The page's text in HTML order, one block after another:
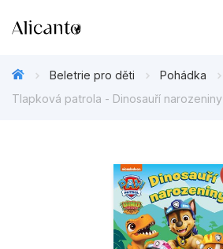
Připravujeme
Beletrie pro děti
Pohádka
Tlapková patrola - Dinosauří narozeniny